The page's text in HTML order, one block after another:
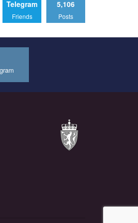
Telegram
Friends
5,106
Posts